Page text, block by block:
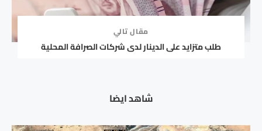
مقال تالي
طلب متزايد على الدينار لدى شركات الصرافة المحلية
شاهد ايضا